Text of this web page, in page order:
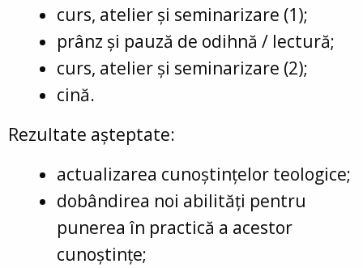
curs, atelier și seminarizare (1);
prânz și pauză de odihnă / lectură;
curs, atelier și seminarizare (2);
cină.
Rezultate așteptate:
actualizarea cunoștințelor teologice;
dobândirea noi abilități pentru
punerea în practică a acestor
cunoștințe;